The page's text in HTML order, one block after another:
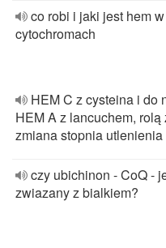
co robi i jaki jest hem w
cytochromach
HEM C z cysteina i do
HEM A z lancuchem,
zmiana stopnia utlenienia
czy ubichinon - CoQ -
zwiazany z bialkiem?